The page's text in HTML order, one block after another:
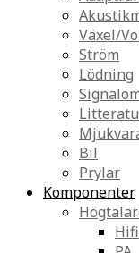
Växel/
Ström
Lödning
Bil
Prylar
Komponenter
Hifi